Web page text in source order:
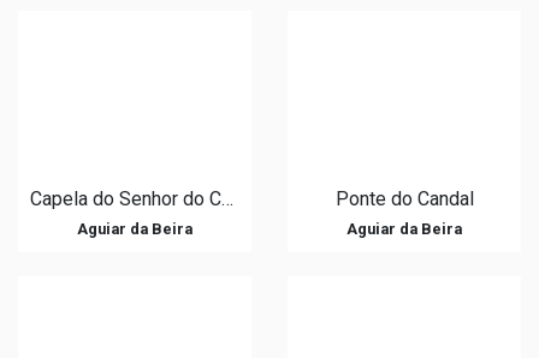
Capela do Senhor do Castelinho
Aguiar da Beira
Ponte do Candal
Aguiar da Beira